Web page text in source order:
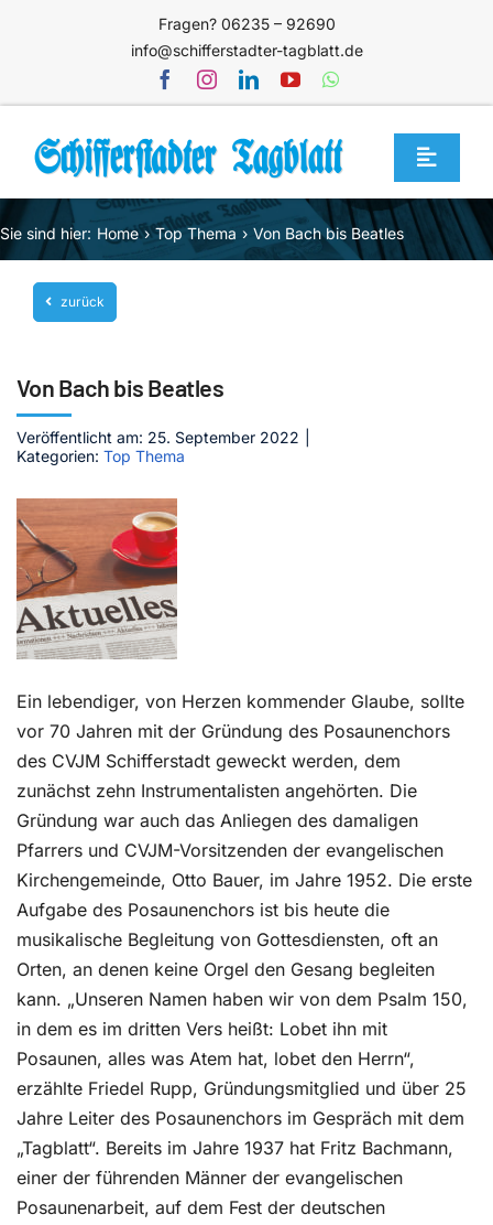
Fragen? 06235 – 92690
info@schifferstadter-tagblatt.de
Toggle
Home
Themen
Blog
Service
Mediathek
Kontakt
Sie sind hier: Home Top Thema Von Bach bis Beatles
zurück
Von Bach bis Beatles
Veröffentlicht am: 25. September 2022
Kategorien: Top Thema
Ein lebendiger, von Herzen kommender Glaube, sollte
vor 70 Jahren mit der Gründung des Posaunenchors
des CVJM Schifferstadt geweckt werden, dem
zunächst zehn Instrumentalisten angehörten. Die
Gründung war auch das Anliegen des damaligen
Pfarrers und CVJM-Vorsitzenden der evangelischen
Kirchengemeinde, Otto Bauer, im Jahre 1952. Die erste
Aufgabe des Posaunenchors ist bis heute die
musikalische Begleitung von Gottesdiensten, oft an
Orten, an denen keine Orgel den Gesang begleiten
kann. „Unseren Namen haben wir von dem Psalm 150,
in dem es im dritten Vers heißt: Lobet ihn mit
Posaunen, alles was Atem hat, lobet den Herrn“,
erzählte Friedel Rupp, Gründungsmitglied und über 25
Jahre Leiter des Posaunenchors im Gespräch mit dem
„Tagblatt“. Bereits im Jahre 1937 hat Fritz Bachmann,
einer der führenden Männer der evangelischen
Posaunenarbeit, auf dem Fest der deutschen